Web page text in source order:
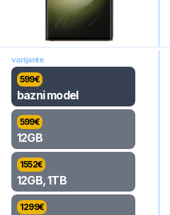
varijante
599€
bazni model
599€
12GB
1552€
12GB, 1TB
1299€